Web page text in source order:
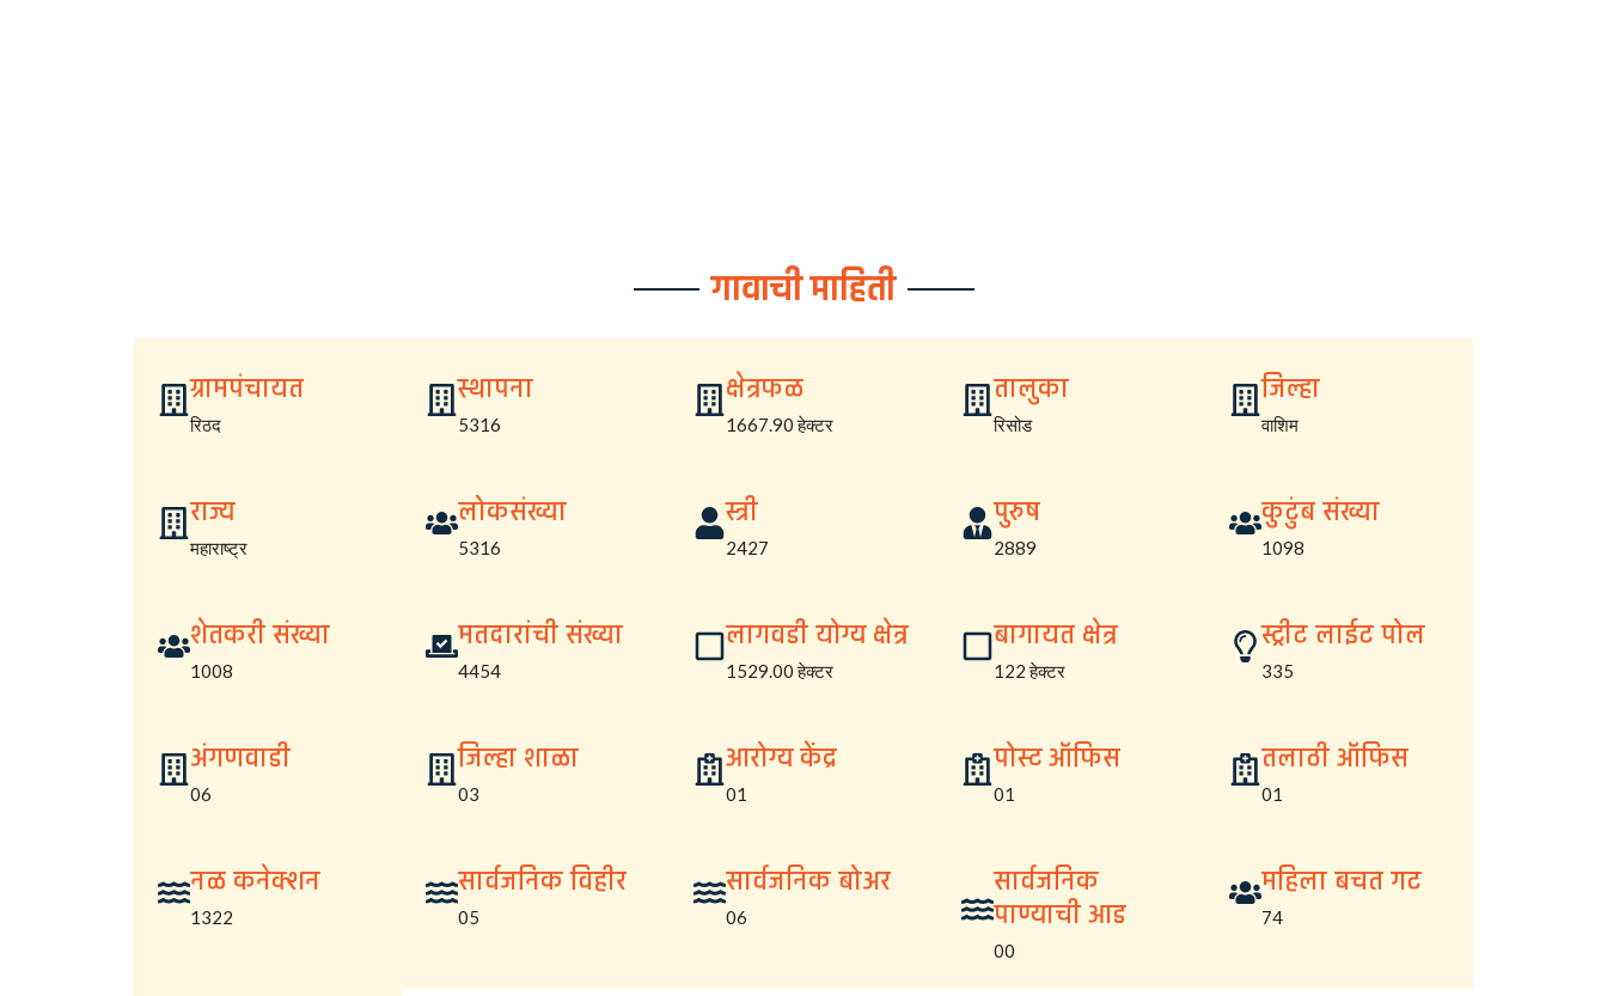
गावाची माहिती
ग्रामपंचायत
रिठद
स्थापना
5316
क्षेत्रफळ
1667.90 हेक्टर
तालुका
रिसोड
जिल्हा
वाशिम
राज्य
महाराष्ट्र
लोकसंख्या
5316
स्त्री
2427
पुरुष
2889
कुटुंब संख्या
1098
शेतकरी संख्या
1008
मतदारांची संख्या
4454
लागवडी योग्य क्षेत्र
1529.00 हेक्टर
बागायत क्षेत्र
122 हेक्टर
स्ट्रीट लाईट पोल
335
अंगणवाडी
06
जिल्हा शाळा
03
आरोग्य केंद्र
01
पोस्ट ऑफिस
01
तलाठी ऑफिस
01
नळ कनेक्शन
1322
सार्वजनिक विहीर
05
सार्वजनिक बोअर
06
सार्वजनिक
पाण्याची आड
00
महिला बचत गट
74